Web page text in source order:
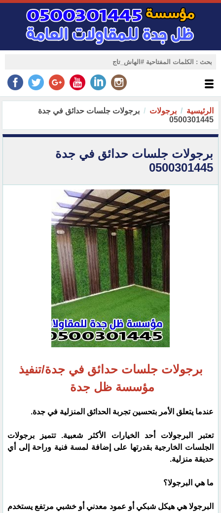
الرئيسية برجولات
برجولات جلسات حدائق في جدة
0500301445
برجولات جلسات حدائق في جدة
0500301445
برجولات جلسات حدائق في جدة/تنفيذ
مؤسسة ظل جدة
عندما يتعلق الأمر بتحسين تجربة الحدائق المنزلية في جدة.
تعتبر البرجولات أحد الخيارات الأكثر شعبية. تتميز برجولات
الجلسات الخارجية بقدرتها على إضافة لمسة فنية وراحة إلى أي
حديقة منزلية.
ما هي البرجولا؟
البرجولا هي هيكل شبكي أو عمود معدني أو خشبي مرتفع يستخدم